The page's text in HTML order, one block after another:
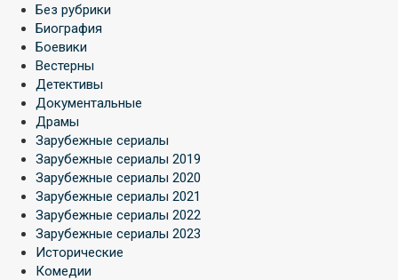
Без рубрики
Биография
Боевики
Вестерны
Детективы
Документальные
Драмы
Зарубежные сериалы
Зарубежные сериалы 2019
Зарубежные сериалы 2020
Зарубежные сериалы 2021
Зарубежные сериалы 2022
Зарубежные сериалы 2023
Исторические
Комедии